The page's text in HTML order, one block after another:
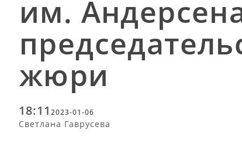
им.
жюри
18:11 2023-01-06
Светлана Гаврусева